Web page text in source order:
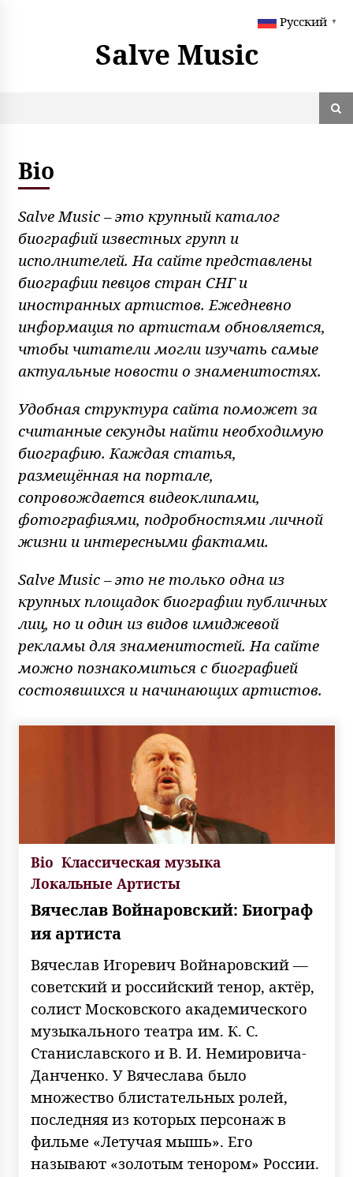
Salve Music
Bio
Salve Music – это крупный каталог
биографий известных групп и
исполнителей. На сайте представлены
биографии певцов стран СНГ и
иностранных артистов. Ежедневно
информация по артистам обновляется,
чтобы читатели могли изучать самые
актуальные новости о знаменитостях.
Удобная структура сайта поможет за
считанные секунды найти необходимую
биографию. Каждая статья,
размещённая на портале,
сопровождается видеоклипами,
фотографиями, подробностями личной
жизни и интересными фактами.
Salve Music – это не только одна из
крупных площадок биографии публичных
лиц, но и один из видов имиджевой
рекламы для знаменитостей. На сайте
можно познакомиться с биографией
состоявшихся и начинающих артистов.
Bio Классическая музыка
Локальные Артисты
Вячеслав Войнаровский: Биограф
ия артиста
Вячеслав Игоревич Войнаровский —
советский и российский тенор, актёр,
солист Московского академического
музыкального театра им. К. С.
Станиславского и В. И. Немировича-
Данченко. У Вячеслава было
множество блистательных ролей,
последняя из которых персонаж в
фильме «Летучая мышь». Его
называют «золотым тенором» России.
Русский ▼